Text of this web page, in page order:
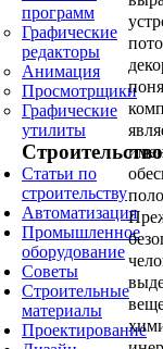
программ
Графические
редакторы
Анимация
Просмотрщики
Графические
утилиты
Строительство
Статьи по
строительству
Автоматизация
Промышленное
оборудование
Советы
Строительные
материалы
Проектирование